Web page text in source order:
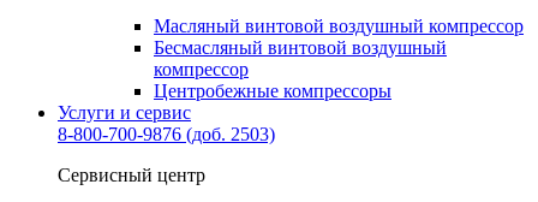
Масляный винтовой воздушный компрессор
Бесмасляный винтовой воздушный
компрессор
Центробежные компрессоры
Услуги и сервис
8-800-700-9876 (доб. 2503)
Сервисный центр